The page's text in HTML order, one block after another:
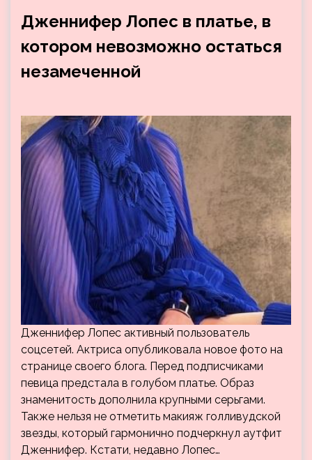
Дженнифер Лопес в платье, в
котором невозможно остаться
незамеченной
Дженнифер Лопес активный пользователь
соцсетей. Актриса опубликовала новое фото на
странице своего блога. Перед подписчиками
певица предстала в голубом платье. Образ
знаменитость дополнила крупными серьгами.
Также нельзя не отметить макияж голливудской
звезды, который гармонично подчеркнул аутфит
Дженнифер. Кстати, недавно Лопес…